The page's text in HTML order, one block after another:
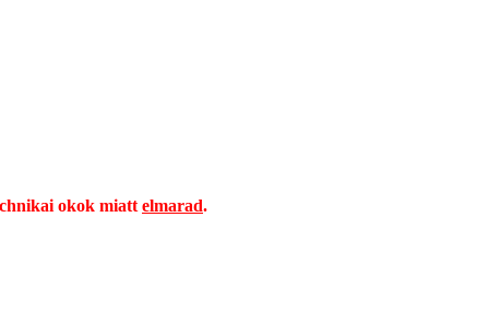
okok miattelmarad.